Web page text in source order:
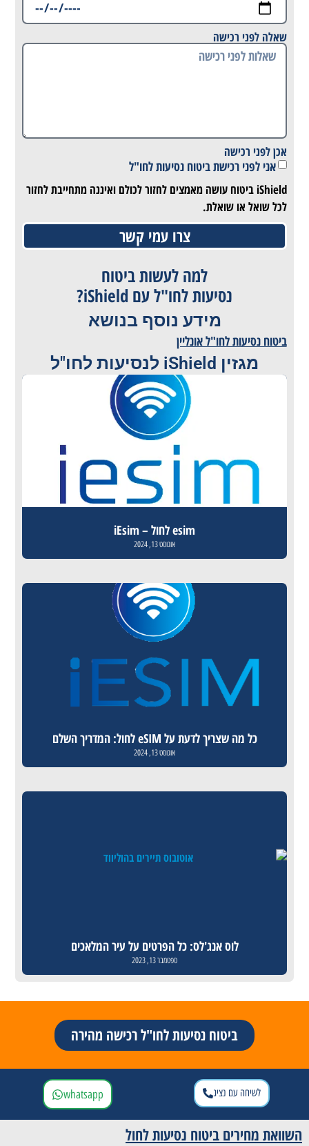
שאלה לפני רכישה
אכן לפני רכישה
אני לפני רכישת ביטוח נסיעות לחו"ל
iShield ביטוח עושה מאמצים לחזור לכולם ואיננה מתחייבת לחזור
לכל שואל או שואלת.
צרו עמי קשר
למה לעשות ביטוח
נסיעות לחו"ל עם iShield?
מידע נוסף בנושא
ביטוח נסיעות לחו"ל אונליין
מגזין iShield לנסיעות לחו"ל
esim לחול – iEsim
אוגוסט 13, 2024
כל מה שצריך לדעת על eSIM לחול: המדריך השלם
אוגוסט 13, 2024
לוס אנג'לס: כל הפרטים על עיר המלאכים
ספטמבר 13, 2023
ביטוח נסיעות לחו"ל רכישה מהירה
לשיחה עם נציג whatsapp
השוואת מחירים ביטוח נסיעות לחול